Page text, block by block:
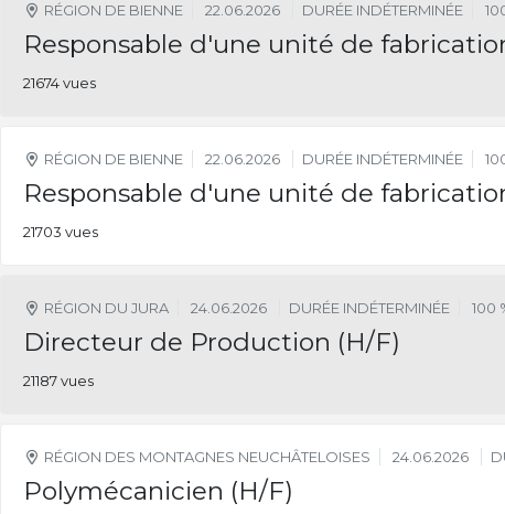
RÉGION DE BIENNE 22.06.2026 DURÉE INDÉTERMINÉE
Responsable d'une unité de
21674 vues
RÉGION DE BIENNE 22.06.2026 DURÉE INDÉTERMINÉE
Responsable d'une unité de
21703 vues
RÉGION DU JURA 24.06.2026 DURÉE INDÉTERMINÉE 100
Directeur de Production (H/F)
21187 vues
RÉGION DES MONTAGNES NEUCHÂTELOISES 24.06.2026
Polymécanicien (H/F)